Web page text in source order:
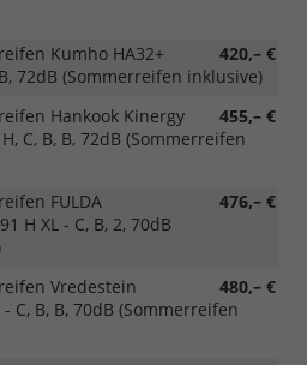
420,– €
Kumho HA32+
72dB (Sommerreifen inklusive)
455,– €
Hankook Kinergy
C, B, B, 72dB (Sommerreifen
476,– €
FULDA
H XL - C, B, 2, 70dB
480,– €
Vredestein
C, B, B, 70dB (Sommerreifen